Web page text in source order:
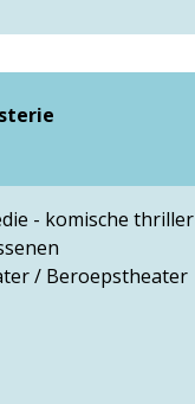
- komische thriller
/ Beroepstheater